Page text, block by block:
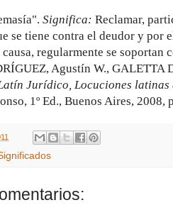
Significa: Reclamar,
se tiene contra el deudor y por
regularmente se soportan
Agustín W., GALETTA
Jurídico, Locuciones
1º Ed., Buenos Aires, 2008,